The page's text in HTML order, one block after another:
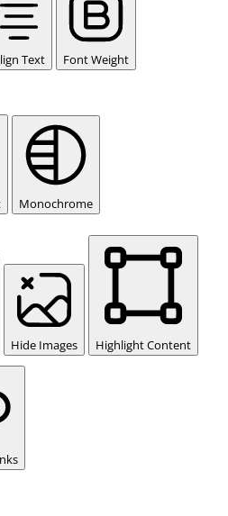
Text Font Weight
Monochrome
Hide Images Highlight Content